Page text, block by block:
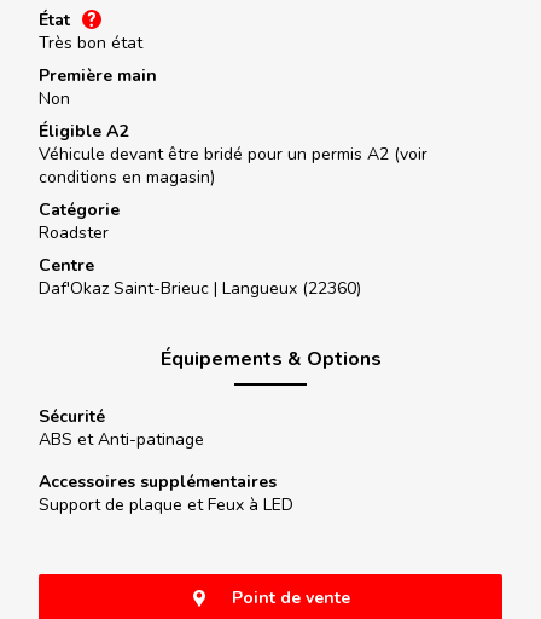
État
Très bon état
Première main
Non
Éligible A2
Véhicule devant être bridé pour un permis A2 (voir
conditions en magasin)
Catégorie
Roadster
Centre
Daf'Okaz Saint-Brieuc | Langueux (22360)
Équipements & Options
Sécurité
ABS et Anti-patinage
Accessoires supplémentaires
Support de plaque et Feux à LED
Point de vente